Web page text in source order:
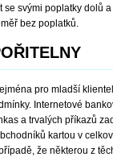
svými poplatky dolů
bez poplatků.
pro mladší
Internetové
a trvalých příkazů
kartou v
že některou z